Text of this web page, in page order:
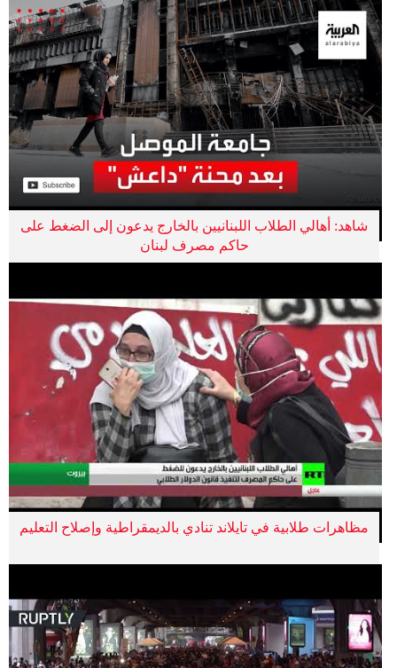
شاهد: أهالي الطلاب اللبنانيين بالخارج يدعون إلى الضغط على
حاكم مصرف لبنان
مظاهرات طلابية في تايلاند تنادي بالديمقراطية وإصلاح التعليم